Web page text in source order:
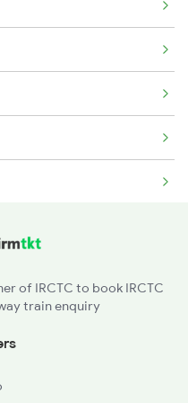
of IRCTC to book IRCTC
train enquiry